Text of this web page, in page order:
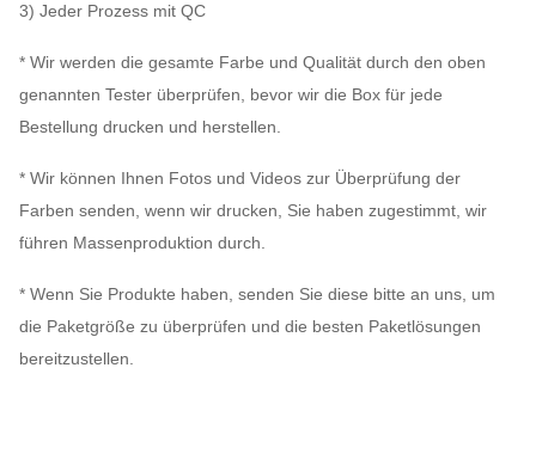
3) Jeder Prozess mit QC
* Wir werden die gesamte Farbe und Qualität durch den oben
genannten Tester überprüfen, bevor wir die Box für jede
Bestellung drucken und herstellen.
* Wir können Ihnen Fotos und Videos zur Überprüfung der
Farben senden, wenn wir drucken, Sie haben zugestimmt, wir
führen Massenproduktion durch.
* Wenn Sie Produkte haben, senden Sie diese bitte an uns, um
die Paketgröße zu überprüfen und die besten Paketlösungen
bereitzustellen.